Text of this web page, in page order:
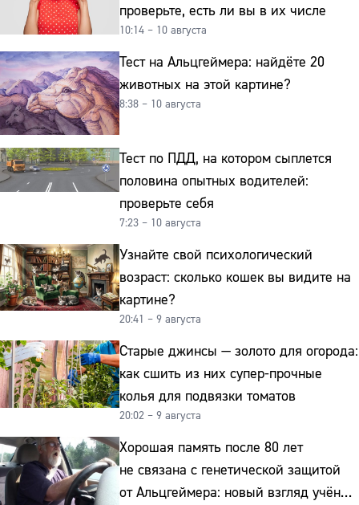
проверьте, есть ли вы в их числе
10:14 – 10 августа
Тест на Альцгеймера: найдёте 20
животных на этой картине?
8:38 – 10 августа
Тест по ПДД, на котором сыплется
половина опытных водителей:
проверьте себя
7:23 – 10 августа
Узнайте свой психологический
возраст: сколько кошек вы видите на
картине?
20:41 – 9 августа
Старые джинсы — золото для огорода:
как сшить из них супер-прочные
колья для подвязки томатов
20:02 – 9 августа
Хорошая память после 80 лет
не связана с генетической защитой
от Альцгеймера: новый взгляд учёных